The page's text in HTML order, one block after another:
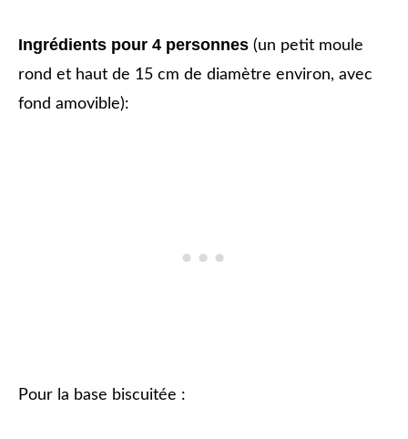
Ingrédients pour 4 personnes (un petit moule
rond et haut de 15 cm de diamètre environ, avec
fond amovible):
Pour la base biscuitée :